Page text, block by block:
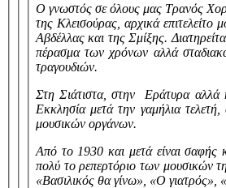
Ο γνωστός σε όλους μας Τρανός
της Κλεισούρας, αρχικά
Αβδέλλας και της Σμίξης.
πέρασμα των χρόνων αλλά
τραγουδιών.
Στη Σιάτιστα, στην Εράτυρα αλλά
Εκκλησία μετά την γαμήλια
μουσικών οργάνων.
Από το 1930 και μετά είναι σαφής
πολύ το ρεπερτόριο των μουσικών
«Βασιλικός θα γίνω», «Ο γιατρός»,